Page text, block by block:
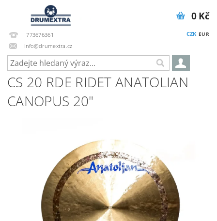
773676361
info@drumextra.cz
CZK EUR
0 Kč
CS 20 RDE RIDET ANATOLIAN
CANOPUS 20"